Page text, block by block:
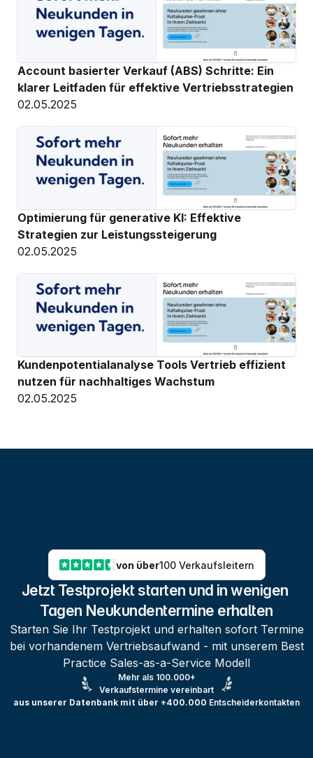
Account basierter Verkauf (ABS) Schritte: Ein
klarer Leitfaden für effektive Vertriebsstrategien
02.05.2025
Optimierung für generative KI: Effektive
Strategien zur Leistungssteigerung
02.05.2025
Kundenpotentialanalyse Tools Vertrieb effizient
nutzen für nachhaltiges Wachstum
02.05.2025
von über100 Verkaufsleitern
Jetzt Testprojekt starten und in wenigen
Tagen Neukundentermine erhalten
Starten Sie Ihr Testprojekt und erhalten sofort Termine
bei vorhandenem Vertriebsaufwand - mit unserem Best
Practice Sales-as-a-Service Modell
Mehr als 100.000+
Verkaufstermine vereinbart
aus unserer Datenbank mit über +400.000 Entscheiderkontakten